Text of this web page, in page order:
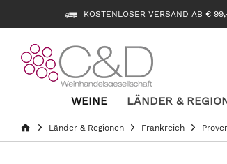
KOSTENLOSER VERSAND AB €
WEINE LÄNDER &
Länder & Regionen Frankreich